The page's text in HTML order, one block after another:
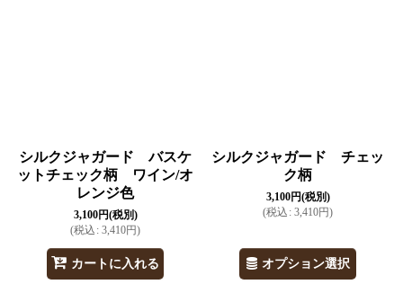
シルクジャガード バスケ
ットチェック柄 ワイン/オ
レンジ色
3,100円(税別)
(税込 : 3,410円)
カートに入れる
シルクジャガード チェッ
ク柄
3,100円(税別)
(税込 : 3,410円)
オプション選択